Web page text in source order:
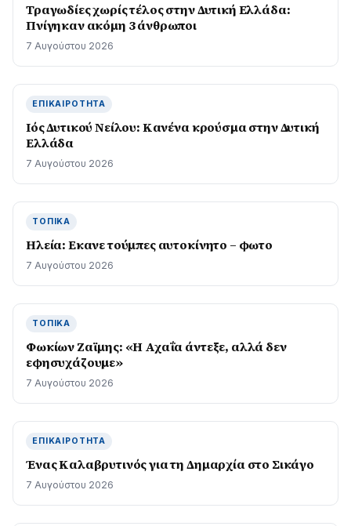
Τραγωδίες χωρίς τέλος στην Δυτική Ελλάδα:
Πνίγηκαν ακόμη 3 άνθρωποι
7 Αυγούστου 2026
ΕΠΙΚΑΙΡΌΤΗΤΑ
Ιός Δυτικού Νείλου: Κανένα κρούσμα στην Δυτική
Ελλάδα
7 Αυγούστου 2026
ΤΟΠΙΚΆ
Ηλεία: Εκανε τούμπες αυτοκίνητο – φωτο
7 Αυγούστου 2026
ΤΟΠΙΚΆ
Φωκίων Ζαϊμης: «Η Αχαΐα άντεξε, αλλά δεν
εφησυχάζουµε»
7 Αυγούστου 2026
ΕΠΙΚΑΙΡΌΤΗΤΑ
Ένας Καλαβρυτινός για τη Δημαρχία στο Σικάγο
7 Αυγούστου 2026